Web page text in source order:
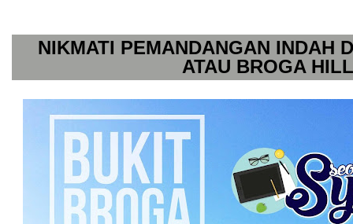
NIKMATI PEMANDANGAN INDAH
ATAU BROGA HILL